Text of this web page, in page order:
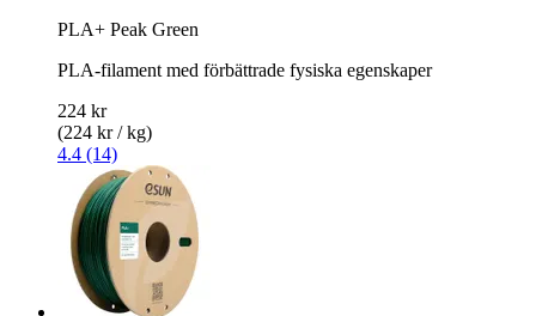
PLA+ Peak Green
PLA-filament med förbättrade fysiska egenskaper
224 kr
(224 kr / kg)
4.4 (14)